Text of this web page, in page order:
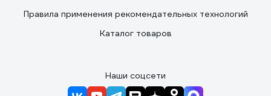
Правила применения рекомендательных технологий
Каталог товаров
Наши соцсети